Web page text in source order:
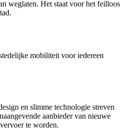
weglaten. Het staat voor het feilloos
mobiliteit voor iedereen
en slimme technologie streven
aanbieder van nieuwe
te worden.